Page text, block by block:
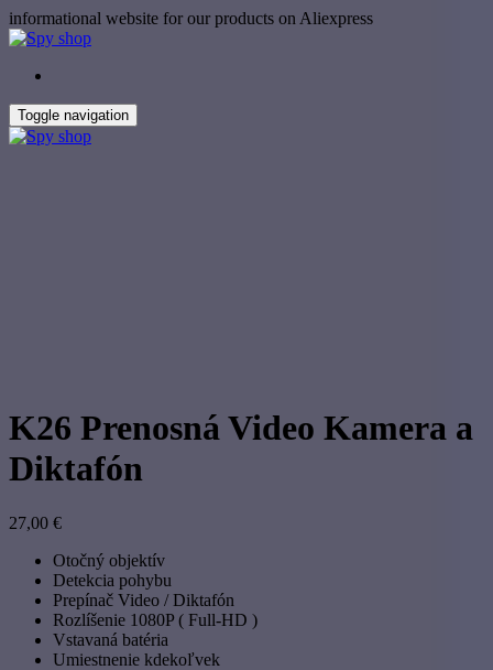
Skip
to
content
informational website for our products on Aliexpress
Toggle navigation
K26 Prenosná Video Kamera a
Diktafón
27,00 €
Otočný objektív
Detekcia pohybu
Prepínač Video / Diktafón
Rozlíšenie 1080P ( Full-HD )
Vstavaná batéria
Umiestnenie kdekoľvek